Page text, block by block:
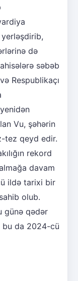
də
səbəb
Respublikaçı
Vu, şəhərin
tez qeyd edir.
rekord
davam
ildə tarixi bir
olub.
günə qədər
bu da 2024-cü